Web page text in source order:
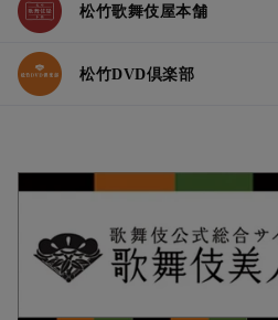
松竹歌舞伎屋本舗
松竹DVD倶楽部